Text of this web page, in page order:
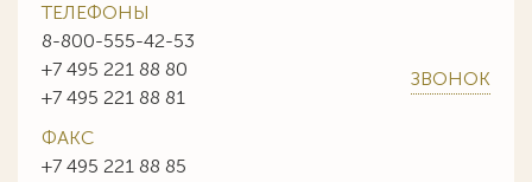
ТЕЛЕФОНЫ
8-800-555-42-53
+7 495 221 88 80
+7 495 221 88 81
ЗВОНОК
ФАКС
+7 495 221 88 85